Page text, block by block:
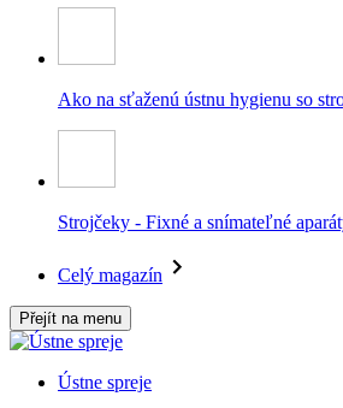
Ako na sťaženú ústnu hygienu so
Strojčeky - Fixné a snímateľné
Celý magazín
Přejít na menu
Ústne spreje